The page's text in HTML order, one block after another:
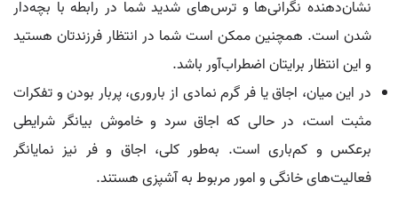
نشان‌دهنده نگرانی‌ها و ترس‌های شدید شما در رابطه با بچه‌دار
شدن است. همچنین ممکن است شما در انتظار فرزندتان هستید
و این انتظار برایتان اضطراب‌آور باشد.
در این میان، اجاق یا فر گرم نمادی از باروری، پربار بودن و تفکرات
مثبت است، در حالی که اجاق سرد و خاموش بیانگر شرایطی
برعکس و کم‌باری است. به‌طور کلی، اجاق و فر نیز نمایانگر
فعالیت‌های خانگی و امور مربوط به آشپزی هستند.